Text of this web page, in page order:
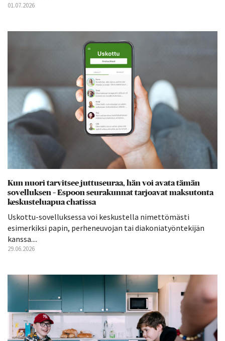
01.07.2026
Kun nuori tarvitsee juttuseuraa, hän voi avata tämän
sovelluksen – Espoon seurakunnat tarjoavat maksutonta
keskusteluapua chatissa
Uskottu-sovelluksessa voi keskustella nimettömästi
esimerkiksi papin, perheneuvojan tai diakoniatyöntekijän
kanssa....
29.06.2026